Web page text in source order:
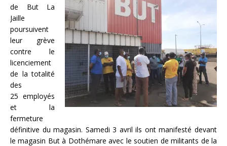
de But La
Jaille
poursuivent
leur grève
contre le
licenciement
de la totalité
des
25 employés
et la
fermeture
définitive du magasin. Samedi 3 avril ils ont manifesté devant
le magasin But à Dothémare avec le soutien de militants de la